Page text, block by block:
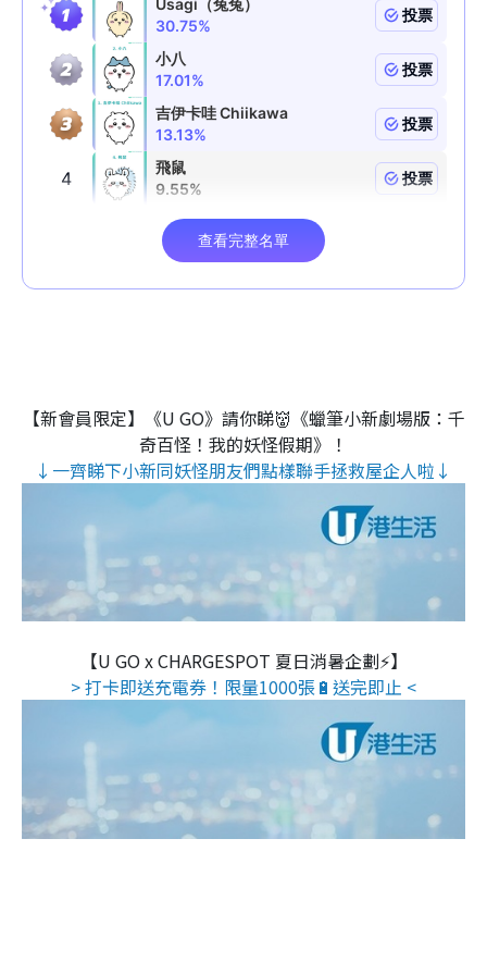
【新會員限定】《U GO》請你睇👹《蠟筆小新劇場版：千
奇百怪！我的妖怪假期》！
↓一齊睇下小新同妖怪朋友們點樣聯手拯救屋企人啦↓
【U GO x CHARGESPOT 夏日消暑企劃⚡】
> 打卡即送充電券！限量1000張🔋送完即止 <